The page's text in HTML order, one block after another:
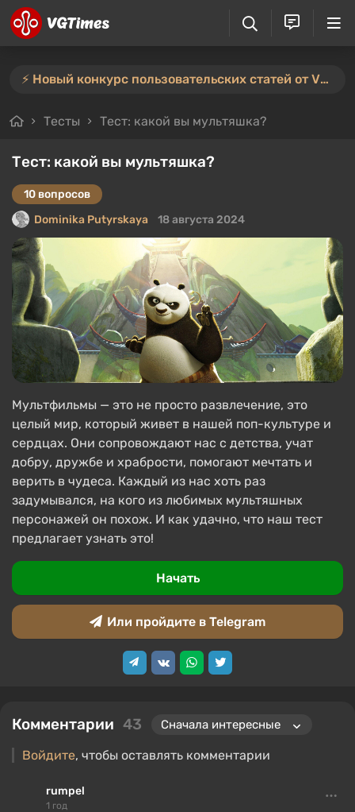
⚡️ Новый конкурс пользовательских статей от VGTimes — участвуйте тут ⚡️
Тесты Тест: какой вы мультяшка?
Тест: какой вы мультяшка?
10 вопросов
Dominika Putyrskaya
18 августа 2024
Мультфильмы — это не просто развлечение, это
целый мир, который живет в нашей поп-культуре и
сердцах. Они сопровождают нас с детства, учат
добру, дружбе и храбрости, помогают мечтать и
верить в чудеса. Каждый из нас хоть раз
задумывался, на кого из любимых мультяшных
персонажей он похож. И как удачно, что наш тест
предлагает узнать это!
Начать
Или пройдите в Telegram
Комментарии 43
Войдите, чтобы оставлять комментарии
rumpel
1 год